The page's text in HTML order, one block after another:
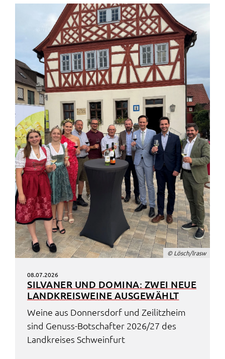
© Lösch/lrasw
08.07.2026
SILVA­NER UND DOMI­NA: ZWEI NEUE
LAND­KREIS­WEI­NE AUSGE­WÄHLT
Weine aus Donners­dorf und Zeilitz­heim
sind Genuss-Botschaf­ter 2026/27 des
Land­krei­ses Schwein­furt